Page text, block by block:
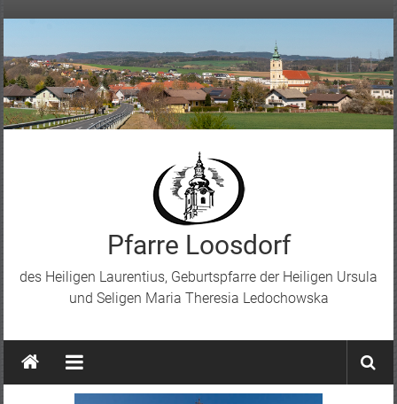
Pfarre Loosdorf
des Heiligen Laurentius, Geburtspfarre der Heiligen Ursula
und Seligen Maria Theresia Ledochowska